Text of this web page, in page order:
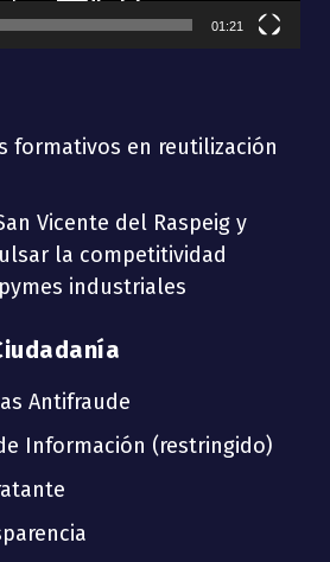
01:21
formativos en reutilización
Vicente del Raspeig y
la competitividad
industriales
Antifraude
Información (restringido)